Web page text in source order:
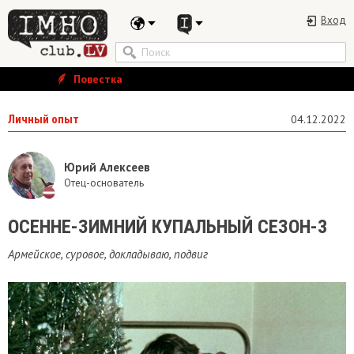
Вход
Повестка
Личный опыт 04.12.2022
Юрий Алексеев
Отец-основатель
​ОСЕННЕ-ЗИМНИЙ КУПАЛЬНЫЙ СЕЗОН-3
Армейское, суровое, докладываю, подвиг